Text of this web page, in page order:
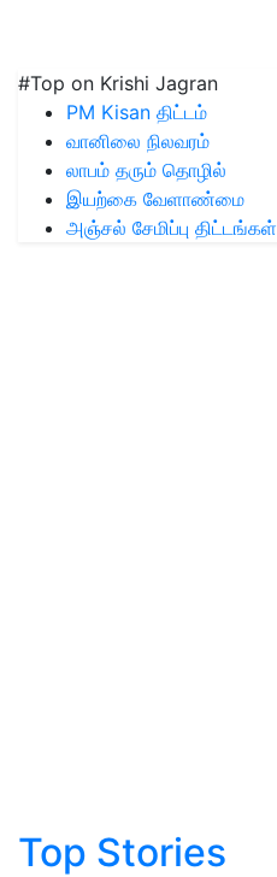
#Top on Krishi Jagran
PM Kisan திட்டம்
வானிலை நிலவரம்
லாபம் தரும் தொழில்
இயற்கை வேளாண்மை
அஞ்சல் சேமிப்பு திட்டங்கள்
Top Stories